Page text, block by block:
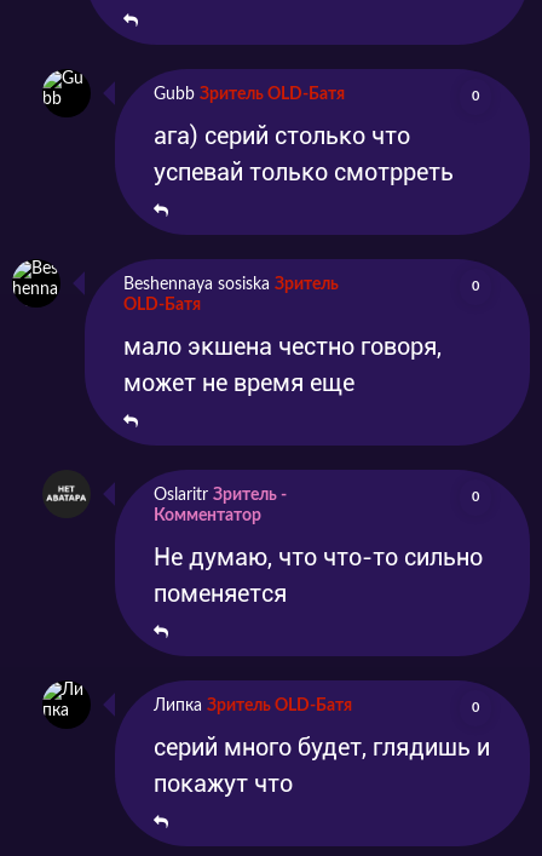
Gubb Зритель OLD-Батя 0
ага) серий столько что
успевай только смотрреть
Beshennaya sosiska Зритель
OLD-Батя
0
мало экшена честно говоря,
может не время еще
Oslaritr Зритель -
Комментатор
0
Не думаю, что что-то сильно
поменяется
Липка Зритель OLD-Батя 0
серий много будет, глядишь и
покажут что